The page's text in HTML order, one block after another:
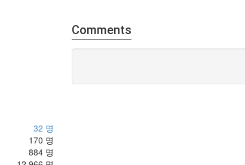
Comments
32 명
170 명
884 명